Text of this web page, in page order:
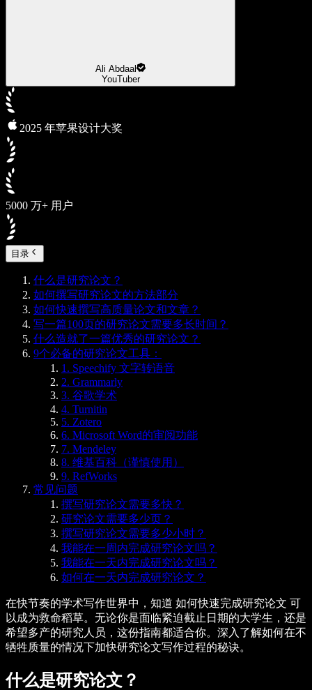
Ali Abdaal
YouTuber
2025 年苹果设计大奖
5000 万+ 用户
目录
什么是研究论文？
如何撰写研究论文的方法部分
如何快速撰写高质量论文和文章？
写一篇100页的研究论文需要多长时间？
什么造就了一篇优秀的研究论文？
9个必备的研究论文工具：
1. Speechify 文字转语音
2. Grammarly
3. 谷歌学术
4. Turnitin
5. Zotero
6. Microsoft Word的审阅功能
7. Mendeley
8. 维基百科（谨慎使用）
9. RefWorks
常见问题
撰写研究论文需要多快？
研究论文需要多少页？
撰写研究论文需要多少小时？
我能在一周内完成研究论文吗？
我能在一天内完成研究论文吗？
如何在一天内完成研究论文？
在快节奏的学术写作世界中，知道 如何快速完成研究论文 可
以成为救命稻草。无论你是面临紧迫截止日期的大学生，还是
希望多产的研究人员，这份指南都适合你。深入了解如何在不
牺牲质量的情况下加快研究论文写作过程的秘诀。
什么是研究论文？